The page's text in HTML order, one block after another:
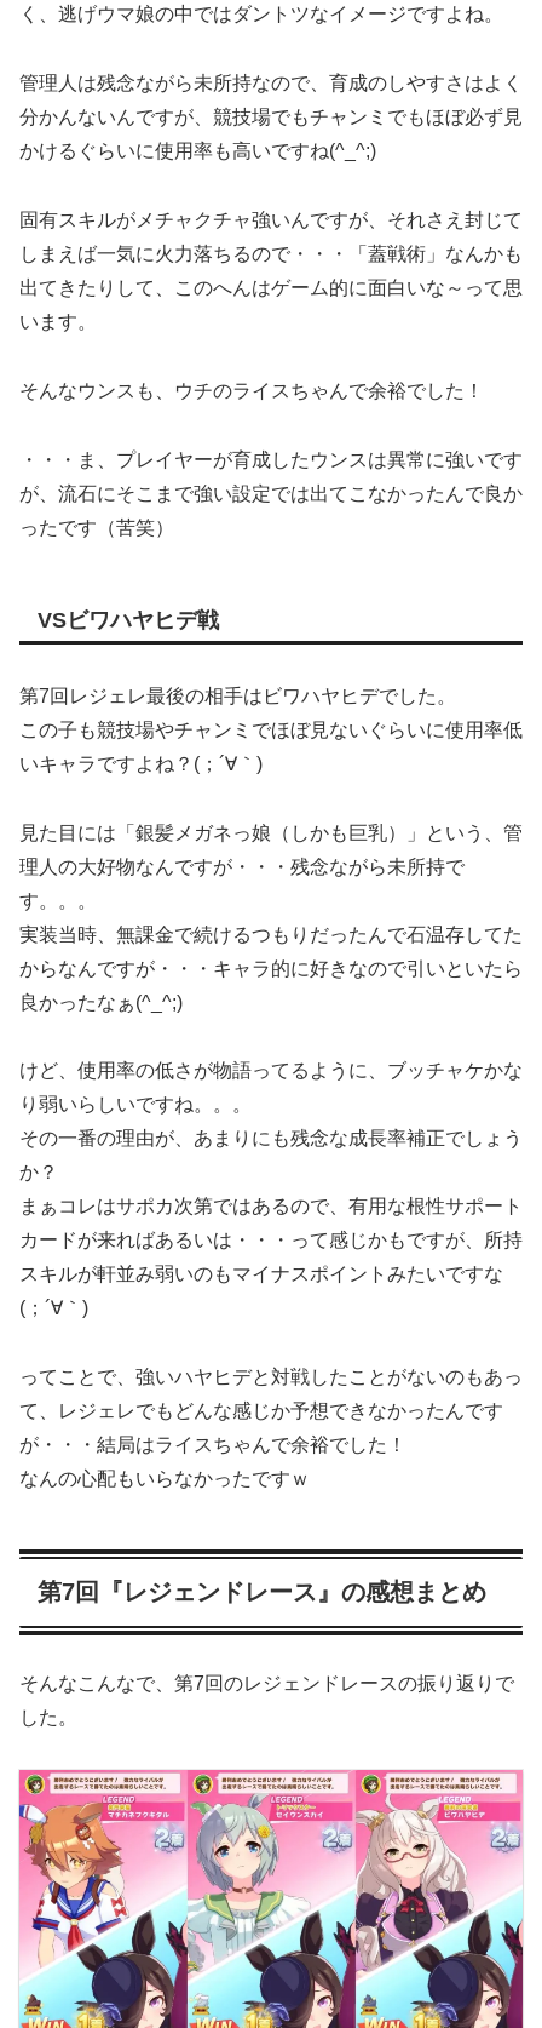
く、逃げウマ娘の中ではダントツなイメージですよね。
管理人は残念ながら未所持なので、育成のしやすさはよく
分かんないんですが、競技場でもチャンミでもほぼ必ず見
かけるぐらいに使用率も高いですね(^_^;)
固有スキルがメチャクチャ強いんですが、それさえ封じて
しまえば一気に火力落ちるので・・・「蓋戦術」なんかも
出てきたりして、このへんはゲーム的に面白いな～って思
います。
そんなウンスも、ウチのライスちゃんで余裕でした！
・・・ま、プレイヤーが育成したウンスは異常に強いです
が、流石にそこまで強い設定では出てこなかったんで良か
ったです（苦笑）
VSビワハヤヒデ戦
第7回レジェレ最後の相手はビワハヤヒデでした。
この子も競技場やチャンミでほぼ見ないぐらいに使用率低
いキャラですよね？(；´∀｀)
見た目には「銀髪メガネっ娘（しかも巨乳）」という、管
理人の大好物なんですが・・・残念ながら未所持で
す。。。
実装当時、無課金で続けるつもりだったんで石温存してた
からなんですが・・・キャラ的に好きなので引いといたら
良かったなぁ(^_^;)
けど、使用率の低さが物語ってるように、ブッチャケかな
り弱いらしいですね。。。
その一番の理由が、あまりにも残念な成長率補正でしょう
か？
まぁコレはサポカ次第ではあるので、有用な根性サポート
カードが来ればあるいは・・・って感じかもですが、所持
スキルが軒並み弱いのもマイナスポイントみたいですな
(；´∀｀)
ってことで、強いハヤヒデと対戦したことがないのもあっ
て、レジェレでもどんな感じか予想できなかったんです
が・・・結局はライスちゃんで余裕でした！
なんの心配もいらなかったですｗ
第7回『レジェンドレース』の感想まとめ
そんなこんなで、第7回のレジェンドレースの振り返りで
した。